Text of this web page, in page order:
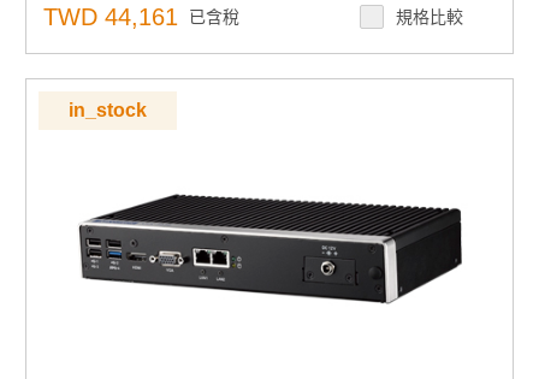
大範圍電源輸入: 9 ~ 36 VDC
-20 ~ 70° C增大範圍溫度運轉
Mini PCIe擴充，可用於通信模組SIM卡座
mSATA和1個 2.5" SATA儲存設備
Win7請來電洽詢
TWD 44,161 已含稅 規格比較
in_stock